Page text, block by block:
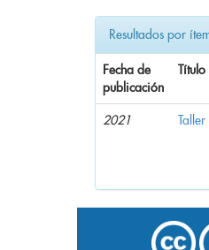
Resultados por
Fecha de
publicación
Título
2021